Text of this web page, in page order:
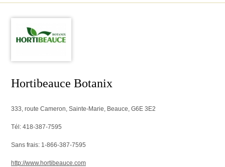
Hortibeauce Botanix
333, route Cameron, Sainte-Marie, Beauce, G6E 3E2
Tél: 418-387-7595
Sans frais: 1-866-387-7595
http://www.hortibeauce.com